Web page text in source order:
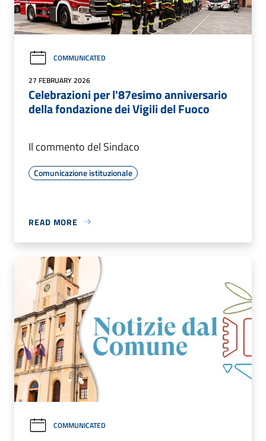
COMMUNICATED
27 FEBRUARY 2026
Celebrazioni per l'87esimo anniversario
della fondazione dei Vigili del Fuoco
Il commento del Sindaco
Comunicazione istituzionale
READ MORE
COMMUNICATED